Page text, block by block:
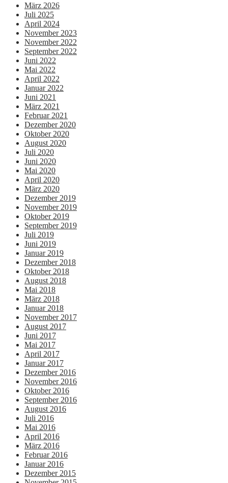
März 2026
Juli 2025
April 2024
November 2023
November 2022
September 2022
Juni 2022
Mai 2022
April 2022
Januar 2022
Juni 2021
März 2021
Februar 2021
Dezember 2020
Oktober 2020
August 2020
Juli 2020
Juni 2020
Mai 2020
April 2020
März 2020
Dezember 2019
November 2019
Oktober 2019
September 2019
Juli 2019
Juni 2019
Januar 2019
Dezember 2018
Oktober 2018
August 2018
Mai 2018
März 2018
Januar 2018
November 2017
August 2017
Juni 2017
Mai 2017
April 2017
Januar 2017
Dezember 2016
November 2016
Oktober 2016
September 2016
August 2016
Juli 2016
Mai 2016
April 2016
März 2016
Februar 2016
Januar 2016
Dezember 2015